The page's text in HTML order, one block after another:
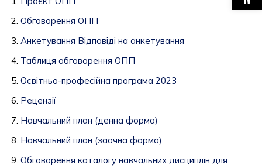
Обговорення ОПП
Анкетування Відповіді на анкетування
Таблиця обговорення ОПП
Освітньо-професійна програма 2023
Рецензії
Навчальний план (денна форма)
Навчальний план (заочна форма)
Обговорення каталогу навчальних дисциплін для